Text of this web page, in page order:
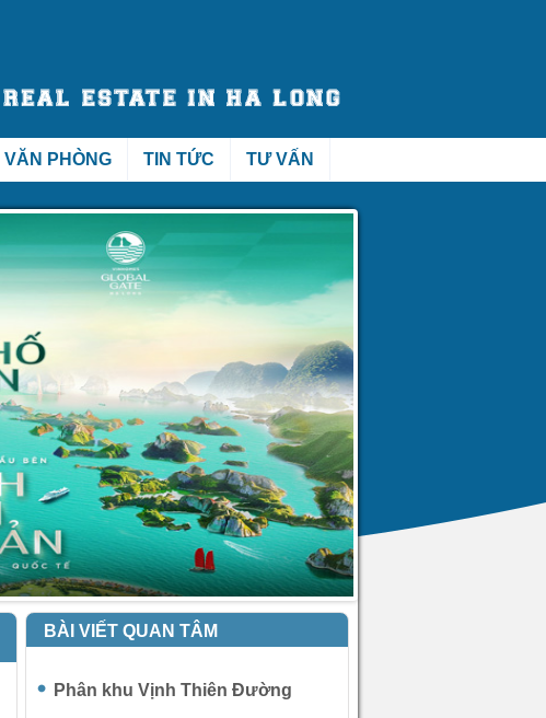
VĂN PHÒNG TIN TỨC TƯ VẤN
BÀI VIẾT QUAN TÂM
Phân khu Vịnh Thiên Đường